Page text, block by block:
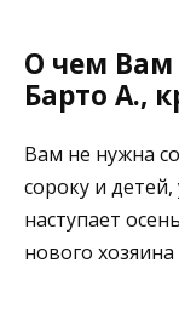
О чем Вам
Барто А.,
Вам не нужна
сороку и
наступает
нового